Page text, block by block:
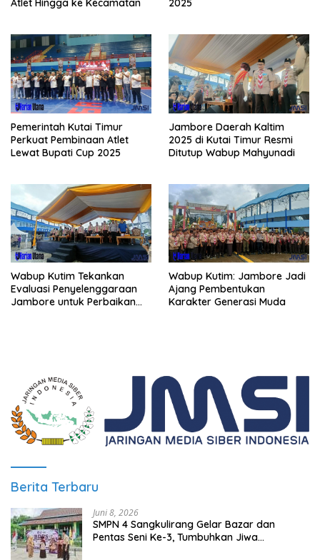
Atlet Hingga ke Kecamatan
2025
Pemerintah Kutai Timur
Perkuat Pembinaan Atlet
Lewat Bupati Cup 2025
Jambore Daerah Kaltim
2025 di Kutai Timur Resmi
Ditutup Wabup Mahyunadi
Wabup Kutim Tekankan
Evaluasi Penyelenggaraan
Jambore untuk Perbaikan
Wabup Kutim: Jambore Jadi
Ajang Pembentukan
Karakter Generasi Muda
Berita Terbaru
Juni 8, 2026
SMPN 4 Sangkulirang Gelar Bazar dan
Pentas Seni Ke-3, Tumbuhkan Jiwa